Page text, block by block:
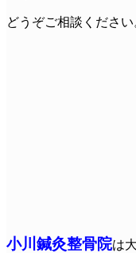
どうぞご相談ください
小川鍼灸整骨院は